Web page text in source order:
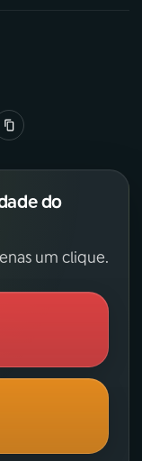
do
um clique.